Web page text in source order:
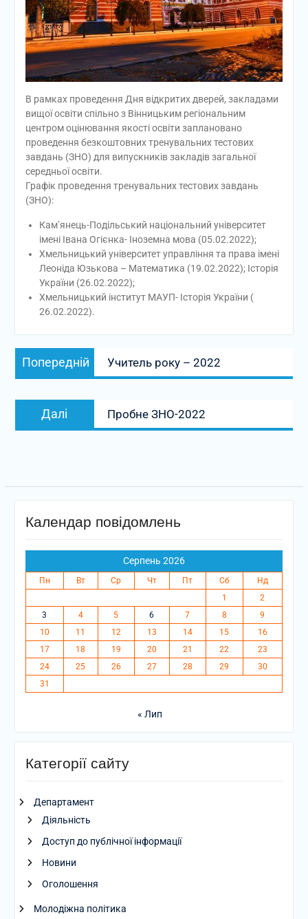
В рамках проведення Дня відкритих дверей, закладами
вищої освіти спільно з Вінницьким регіональним
центром оцінювання якості освіти заплановано
проведення безкоштовних тренувальних тестових
завдань (ЗНО) для випускників закладів загальної
середньої освіти.
Графік проведення тренувальних тестових завдань
(ЗНО):
Кам’янець-Подільський національний університет
імені Івана Огієнка- Іноземна мова (05.02.2022);
Хмельницький університет управління та права імені
Леоніда Юзькова – Математика (19.02.2022); Історія
України (26.02.2022);
Хмельницький інститут МАУП- Історія України (
26.02.2022).
Навігація
записів
Попередній
запис:
Учитель року – 2022
Далі
запис:
Пробне ЗНО-2022
Календар повідомлень
Серпень 2026
Пн Вт Ср Чт Пт Сб
Нд
1
2
3
4 5 6 7 8
9
10
11 12 13 14 15
16
17
18 19 20 21 22
23
24
25 26 27 28 29
30
31
« Лип
Категорії сайту
Департамент
Діяльність
Доступ до публічної інформації
Новини
Оголошення
Молодіжна політика